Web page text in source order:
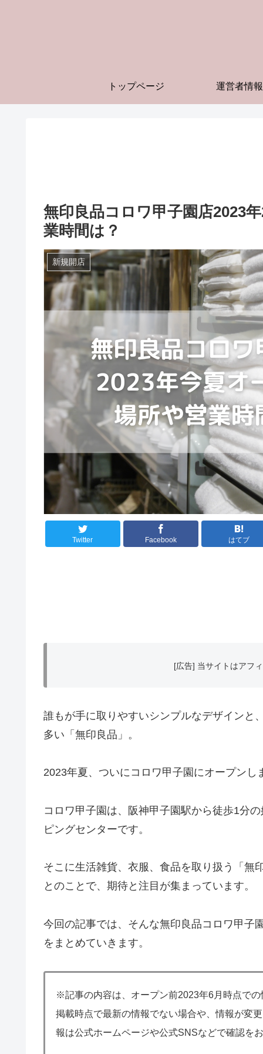
トップページ 運営者情報
無印良品コロワ甲子園店2023
業時間は？
新規開店
Twitter Facebook はてブ
[広告] 当サイトはアフ
誰もが手に取りやすいシンプルなデザインと
多い「無印良品」。
2023年夏、ついにコロワ甲子園にオープンし
コロワ甲子園は、阪神甲子園駅から徒歩1分
ピングセンターです。
そこに生活雑貨、衣服、食品を取り扱う「無
とのことで、期待と注目が集まっています。
今回の記事では、そんな無印良品コロワ甲子
をまとめていきます。
※記事の内容は、オープン前2023年6月時点で
掲載時点で最新の情報でない場合や、情報が変
報は公式ホームページや公式SNSなどで確認を